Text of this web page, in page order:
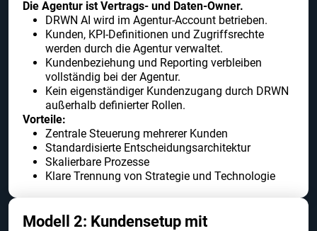
Die Agentur ist Vertrags- und Daten-Owner.
DRWN AI wird im Agentur-Account betrieben.
Kunden, KPI-Definitionen und Zugriffsrechte
werden durch die Agentur verwaltet.
Kundenbeziehung und Reporting verbleiben
vollständig bei der Agentur.
Kein eigenständiger Kundenzugang durch DRWN
außerhalb definierter Rollen.
Vorteile:
Zentrale Steuerung mehrerer Kunden
Standardisierte Entscheidungsarchitektur
Skalierbare Prozesse
Klare Trennung von Strategie und Technologie
Modell 2: Kundensetup mit